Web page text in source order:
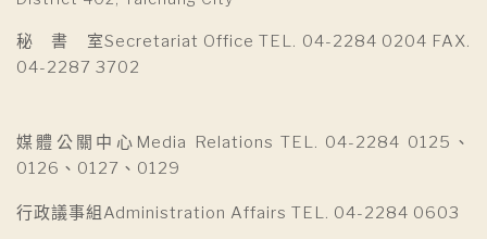
秘 書 室Secretariat Office TEL. 04-2284 0204 FAX.
04-2287 3702
媒體公關中心Media Relations TEL. 04-2284 0125、
0126、0127、0129
行政議事組Administration Affairs TEL. 04-2284 0603